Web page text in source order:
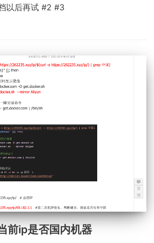
以后再试 #2 #3
前ip是否国内机器